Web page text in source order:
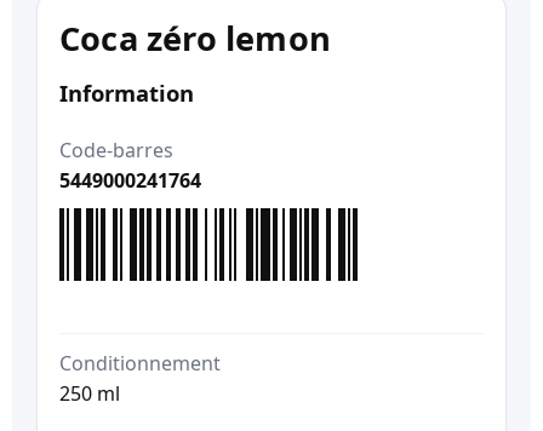
Coca zéro lemon
Information
Code-barres
5449000241764
Conditionnement
250 ml